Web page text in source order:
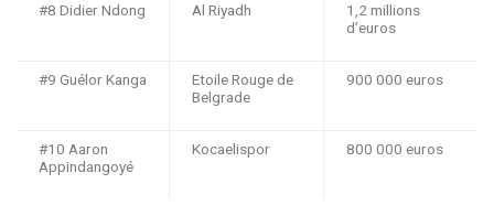
#8 Didier Ndong Al Riyadh
1,2 millions
d’euros
#9 Guélor Kanga
Etoile Rouge de
Belgrade
900 000 euros
#10 Aaron
Appindangoyé
Kocaelispor 800 000 euros